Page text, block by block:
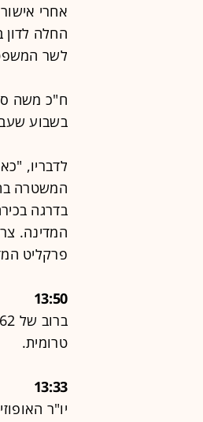
אחרי
החלה
לשר
ח"כ משה
בשבוע
לדבריו,
המשטרה
בדרגה
המדינה.
פרקליט
13:50
טרומית.
13:33
יו"ר